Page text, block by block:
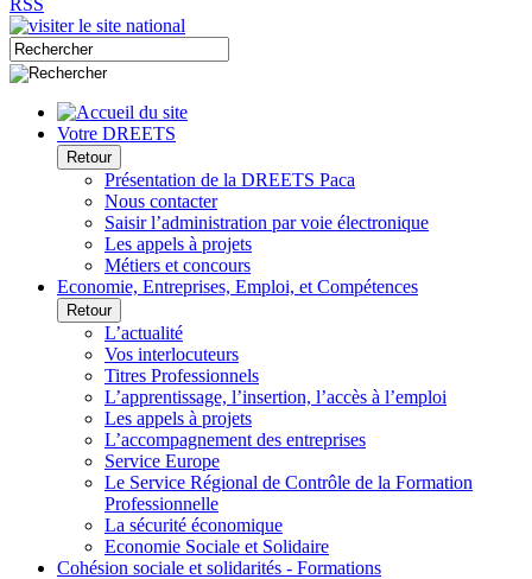
RSS
Votre DREETS
Retour
Présentation de la DREETS Paca
Nous contacter
Saisir l’administration par voie électronique
Les appels à projets
Métiers et concours
Economie, Entreprises, Emploi, et Compétences
Retour
L’actualité
Vos interlocuteurs
Titres Professionnels
L’apprentissage, l’insertion, l’accès à l’emploi
Les appels à projets
L’accompagnement des entreprises
Service Europe
Le Service Régional de Contrôle de la Formation
Professionnelle
La sécurité économique
Economie Sociale et Solidaire
Cohésion sociale et solidarités - Formations